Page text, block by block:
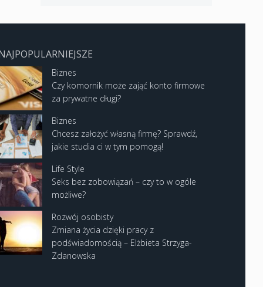
Biznes
Czy komornik może zająć konto firmowe
za prywatne długi?
Biznes
Chcesz założyć własną firmę? Sprawdź,
jakie studia ci w tym pomogą!
Life Style
Seks bez zobowiązań – czy to w ogóle
możliwe?
Rozwój osobisty
Zmiana życia dzięki pracy z
podświadomością – Elżbieta Strzyga-
Zdanowska